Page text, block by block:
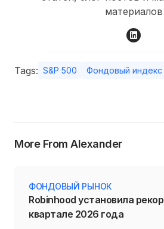
материалов
Tags: S&P 500 Фондовый индекс
More From Alexander
ФОНДОВЫЙ РЫНОК
Robinhood установила
квартале 2026 года